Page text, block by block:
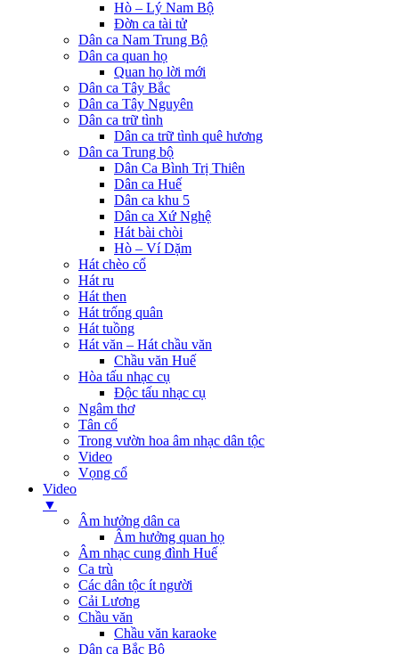
Hò – Lý Nam Bộ
Đờn ca tài tử
Dân ca Nam Trung Bộ
Dân ca quan họ
Quan họ lời mới
Dân ca Tây Bắc
Dân ca Tây Nguyên
Dân ca trữ tình
Dân ca trữ tình quê hương
Dân ca Trung bộ
Dân Ca Bình Trị Thiên
Dân ca Huế
Dân ca khu 5
Dân ca Xứ Nghệ
Hát bài chòi
Hò – Ví Dặm
Hát chèo cổ
Hát ru
Hát then
Hát trống quân
Hát tuồng
Hát văn – Hát chầu văn
Chầu văn Huế
Hòa tấu nhạc cụ
Độc tấu nhạc cụ
Ngâm thơ
Tân cổ
Trong vườn hoa âm nhạc dân tộc
Video
Vọng cổ
Video
▼
Âm hưởng dân ca
Âm hưởng quan họ
Âm nhạc cung đình Huế
Ca trù
Các dân tộc ít người
Cải Lương
Chầu văn
Chầu văn karaoke
Dân ca Bắc Bộ